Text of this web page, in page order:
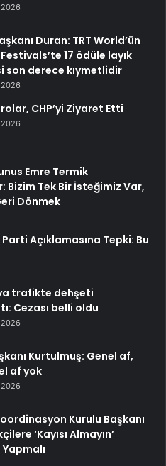
Duran: TRT World’ün
17 ödüle layık
son derece kıymetlidir
CHP’yi Ziyaret Etti
Emre Termik
Bizim Tek Bir İsteğimiz Var,
Dönmek
Parti Açıklamasına Tepki: Bu
trafikte dehşeti
Cezası belli oldu
Kurtulmuş: Genel af,
af yok
Kurulu Başkanı
‘Kayısı Almayın’